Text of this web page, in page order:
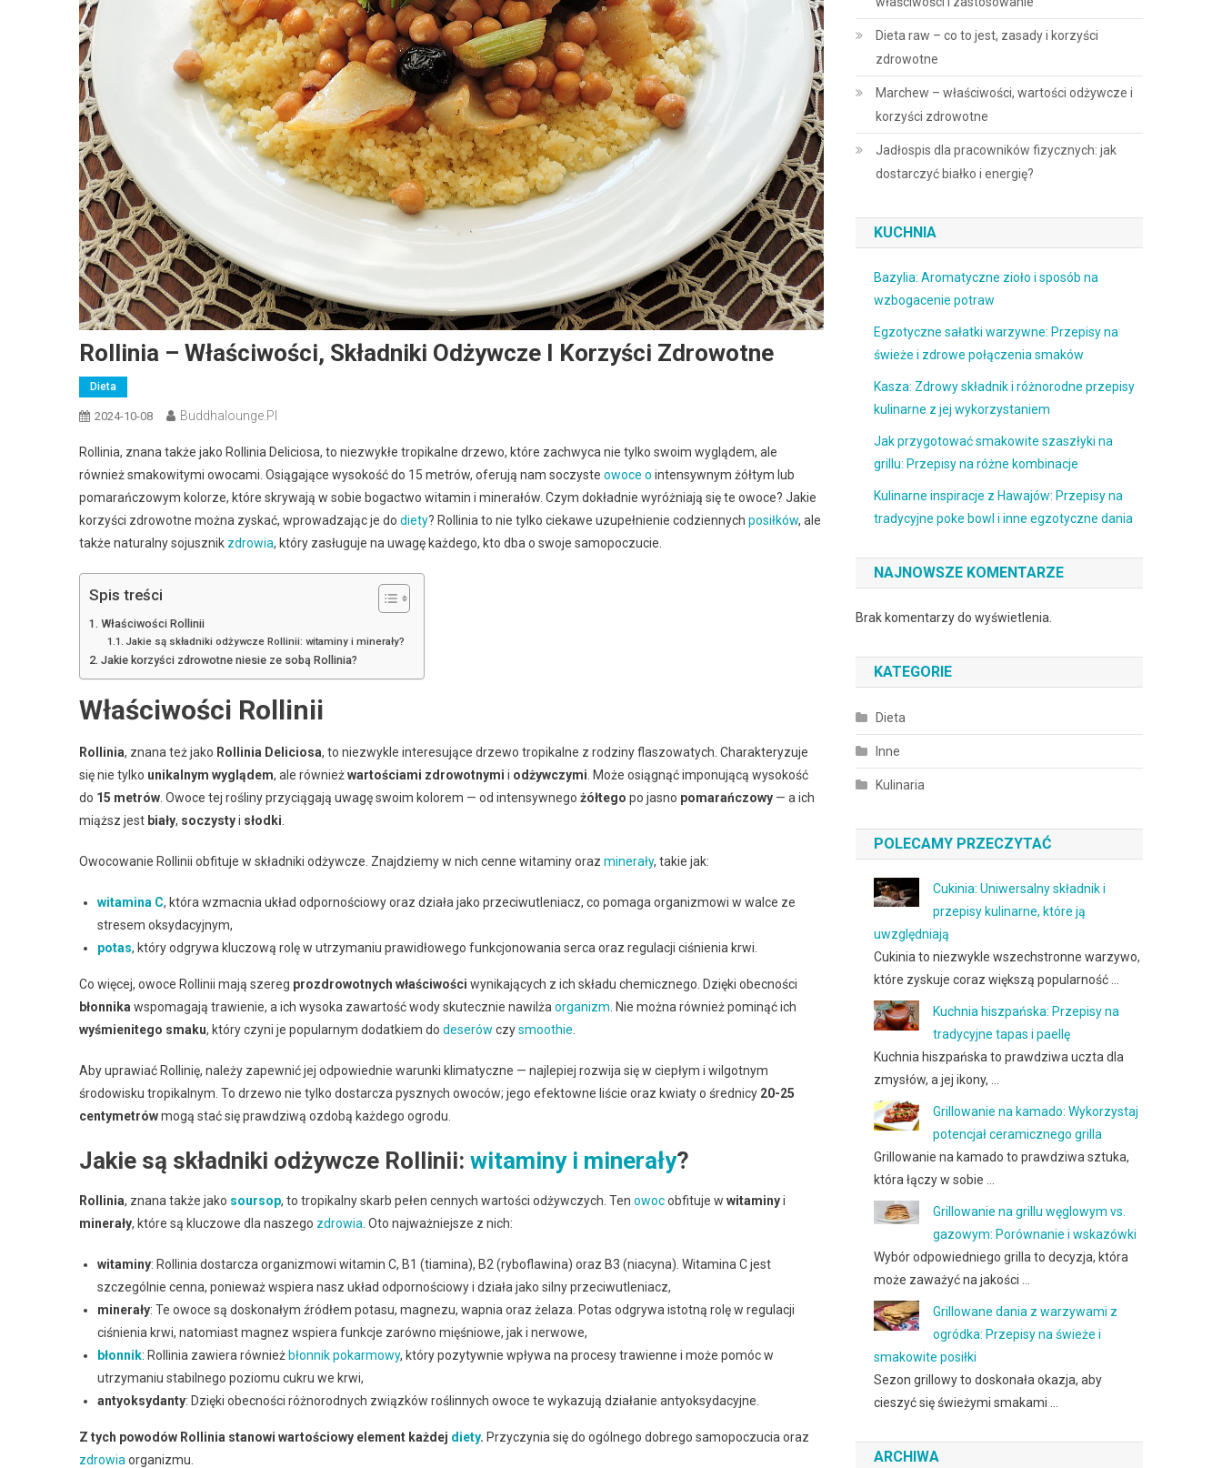
Rollinia – Właściwości, Składniki Odżywcze I Korzyści Zdrowotne
Dieta
2024-10-08 Buddhalounge.pl
Rollinia, znana także jako Rollinia Deliciosa, to niezwykłe tropikalne drzewo, które zachwyca nie tylko swoim wyglądem, ale
również smakowitymi owocami. Osiągające wysokość do 15 metrów, oferują nam soczyste owoce o intensywnym żółtym lub
pomarańczowym kolorze, które skrywają w sobie bogactwo witamin i minerałów. Czym dokładnie wyróżniają się te owoce? Jakie
korzyści zdrowotne można zyskać, wprowadzając je do diety? Rollinia to nie tylko ciekawe uzupełnienie codziennych posiłków, ale
także naturalny sojusznik zdrowia, który zasługuje na uwagę każdego, kto dba o swoje samopoczucie.
Spis treści
Właściwości Rollinii
Jakie są składniki odżywcze Rollinii: witaminy i minerały?
Jakie korzyści zdrowotne niesie ze sobą Rollinia?
Właściwości Rollinii
Rollinia, znana też jako Rollinia Deliciosa, to niezwykle interesujące drzewo tropikalne z rodziny flaszowatych. Charakteryzuje
się nie tylko unikalnym wyglądem, ale równieżwartościami zdrowotnymi i odżywczymi . Może osiągnąć imponującą wysokość
do 15 metrów . Owoce tej rośliny przyciągają uwagę swoim kolorem — od intensywnego żółtego po jasno pomarańczowy — a ich
miąższ jest biały, soczystyi słodki
Owocowanie Rollinii obfituje w składniki odżywcze. Znajdziemy w nich cenne witaminy oraz minerały, takie jak:
witamina C, która wzmacnia układ odpornościowy oraz działa jako przeciwutleniacz, co pomaga organizmowi w walce ze
stresem oksydacyjnym,
potas, który odgrywa kluczową rolę w utrzymaniu prawidłowego funkcjonowania serca oraz regulacji ciśnienia krwi.
Co więcej, owoce Rollinii mają szereg prozdrowotnych właściwości wynikających z ich składu chemicznego. Dzięki obecności
błonnika wspomagają trawienie, a ich wysoka zawartość wody skutecznie nawilża organizm . Nie można również pominąć ich
wyśmienitego smaku, który czyni je popularnym dodatkiem do deserów czysmoothie
Aby uprawiać Rollinię, należy zapewnić jej odpowiednie warunki klimatyczne — najlepiej rozwija się w ciepłym i wilgotnym
środowisku tropikalnym. To drzewo nie tylko dostarcza pysznych owoców; jego efektowne liście oraz kwiaty o średnicy 20-25
centymetrówmogą stać się prawdziwą ozdobą każdego ogrodu.
Jakie są składniki odżywcze Rollinii: witaminy i minerały?
Rollinia, znana także jako soursop, to tropikalny skarb pełen cennych wartości odżywczych. Ten owocobfituje w witaminyi
minerały, które są kluczowe dla naszego zdrowia . Oto najważniejsze z nich:
witaminy: Rollinia dostarcza organizmowi witamin C, B1 (tiamina), B2 (ryboflawina) oraz B3 (niacyna). Witamina C jest
szczególnie cenna, ponieważ wspiera nasz układ odpornościowy i działa jako silny przeciwutleniacz,
minerały: Te owoce są doskonałym źródłem potasu, magnezu, wapnia oraz żelaza. Potas odgrywa istotną rolę w regulacji
ciśnienia krwi, natomiast magnez wspiera funkcje zarówno mięśniowe, jak i nerwowe,
błonnik: Rollinia zawiera również błonnik pokarmowy, który pozytywnie wpływa na procesy trawienne i może pomóc w
utrzymaniu stabilnego poziomu cukru we krwi,
antyoksydanty: Dzięki obecności różnorodnych związków roślinnych owoce te wykazują działanie antyoksydacyjne.
Z tych powodów Rollinia stanowi wartościowy element każdej diety. Przyczynia się do ogólnego dobrego samopoczucia oraz
zdrowia organizmu.
Dieta raw – co to jest, zasady i korzyści
zdrowotne
Marchew – właściwości, wartości odżywcze i
korzyści zdrowotne
Jadłospis dla pracowników fizycznych: jak
dostarczyć białko i energię?
KUCHNIA
Bazylia: Aromatyczne zioło i sposób na
wzbogacenie potraw
Egzotyczne sałatki warzywne: Przepisy na
świeże i zdrowe połączenia smaków
Kasza: Zdrowy składnik i różnorodne przepisy
kulinarne z jej wykorzystaniem
Jak przygotować smakowite szaszłyki na
grillu: Przepisy na różne kombinacje
Kulinarne inspiracje z Hawajów: Przepisy na
tradycyjne poke bowl i inne egzotyczne dania
NAJNOWSZE KOMENTARZE
Brak komentarzy do wyświetlenia.
KATEGORIE
Dieta
Inne
Kulinaria
POLECAMY PRZECZYTAĆ
Cukinia: Uniwersalny składnik i
przepisy kulinarne, które ją
uwzględniają
Cukinia to niezwykle wszechstronne warzywo,
które zyskuje coraz większą popularność …
Kuchnia hiszpańska: Przepisy na
tradycyjne tapas i paellę
Kuchnia hiszpańska to prawdziwa uczta dla
zmysłów, a jej ikony, …
Grillowanie na kamado: Wykorzystaj
potencjał ceramicznego grilla
Grillowanie na kamado to prawdziwa sztuka,
która łączy w sobie …
Grillowanie na grillu węglowym vs.
gazowym: Porównanie i wskazówki
Wybór odpowiedniego grilla to decyzja, która
może zaważyć na jakości …
Grillowane dania z warzywami z
ogródka: Przepisy na świeże i
smakowite posiłki
Sezon grillowy to doskonała okazja, aby
cieszyć się świeżymi smakami …
ARCHIWA